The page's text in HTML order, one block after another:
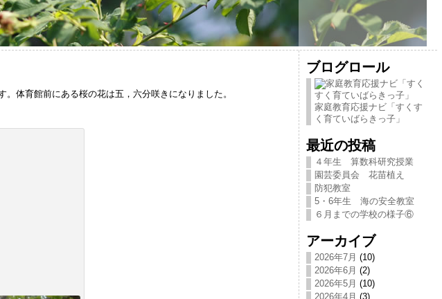
体育館前にある桜の花は五，六分咲きになりました。
ブログロール
家庭教育応援ナビ「すくす
く育ていばらきっ子」
最近の投稿
４年生 算数科研究授業
園芸委員会 花苗植え
防犯教室
5・6年生 海の安全教室
６月までの学校の様子⑥
アーカイブ
2026年7月 (10)
2026年6月 (2)
2026年5月 (10)
2026年4月 (3)